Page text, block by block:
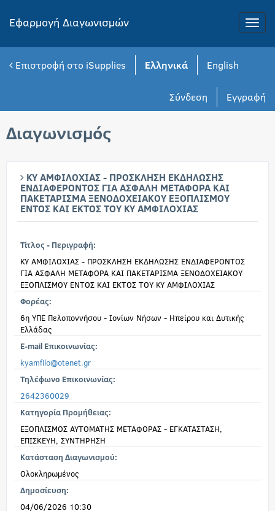
Toggle
Εφαρμογή Διαγωνισμών
Επιστροφή στο iSupplies Ελληνικά English
Εγγραφή
Σύνδεση
Διαγωνισμός
ΚΥ ΑΜΦΙΛΟΧΙΑΣ - ΠΡΟΣΚΛΗΣΗ ΕΚΔΗΛΩΣΗΣ
ΕΝΔΙΑΦΕΡΟΝΤΟΣ ΓΙΑ ΑΣΦΑΛΗ ΜΕΤΑΦΟΡΑ ΚΑΙ
ΠΑΚΕΤΑΡΙΣΜΑ ΞΕΝΟΔΟΧΕΙΑΚΟΥ ΕΞΟΠΛΙΣΜΟΥ
ΕΝΤΟΣ ΚΑΙ ΕΚΤΟΣ ΤΟΥ ΚΥ ΑΜΦΙΛΟΧΙΑΣ
Τίτλος - Περιγραφή:
ΚΥ ΑΜΦΙΛΟΧΙΑΣ - ΠΡΟΣΚΛΗΣΗ ΕΚΔΗΛΩΣΗΣ ΕΝΔΙΑΦΕΡΟΝΤΟΣ
ΓΙΑ ΑΣΦΑΛΗ ΜΕΤΑΦΟΡΑ ΚΑΙ ΠΑΚΕΤΑΡΙΣΜΑ ΞΕΝΟΔΟΧΕΙΑΚΟΥ
ΕΞΟΠΛΙΣΜΟΥ ΕΝΤΟΣ ΚΑΙ ΕΚΤΟΣ ΤΟΥ ΚΥ ΑΜΦΙΛΟΧΙΑΣ
Φορέας:
6η ΥΠΕ Πελοποννήσου - Ιονίων Νήσων - Ηπείρου και Δυτικής
Ελλάδας
E-mail Επικοινωνίας:
kyamfilo@otenet.gr
Τηλέφωνο Επικοινωνίας:
2642360029
Κατηγορία Προμήθειας:
ΕΞΟΠΛΙΣΜΟΣ ΑΥΤΟΜΑΤΗΣ ΜΕΤΑΦΟΡΑΣ - ΕΓΚΑΤΑΣΤΑΣΗ,
ΕΠΙΣΚΕΥΗ, ΣΥΝΤΗΡΗΣΗ
Κατάσταση Διαγωνισμού:
Ολοκληρωμένος
Δημοσίευση:
04/06/2026 10:30